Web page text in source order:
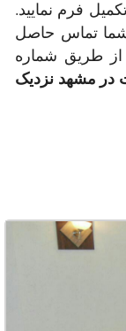
فرم نمایید.
شما تماس حاصل
از طریق شماره
در مشهد نزدیک